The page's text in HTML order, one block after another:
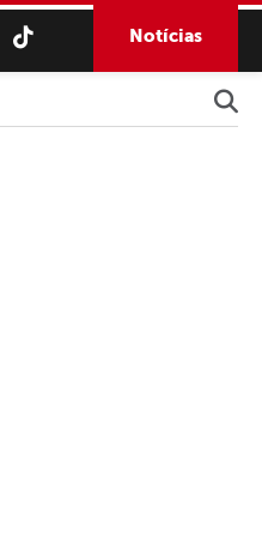
Notícias